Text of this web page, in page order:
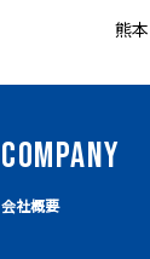
熊本
COMPANY
会社概要